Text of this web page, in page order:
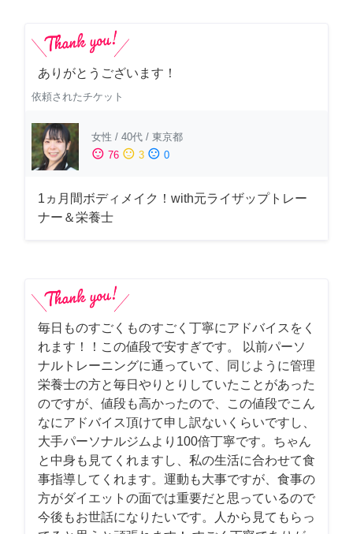
ありがとうございます！
依頼されたチケット
女性 / 40代 / 東京都
sentiment_satisfied 76 sentiment_neutral 3 sentiment_dissatisfied 0
1ヵ月間ボディメイク！with元ライザップトレー
ナー＆栄養士
毎日ものすごくものすごく丁寧にアドバイスをく
れます！！この値段で安すぎです。 以前パーソ
ナルトレーニングに通っていて、同じように管理
栄養士の方と毎日やりとりしていたことがあった
のですが、値段も高かったので、この値段でこん
なにアドバイス頂けて申し訳ないくらいですし、
大手パーソナルジムより100倍丁寧です。ちゃん
と中身も見てくれますし、私の生活に合わせて食
事指導してくれます。運動も大事ですが、食事の
方がダイエットの面では重要だと思っているので
今後もお世話になりたいです。人から見てもらっ